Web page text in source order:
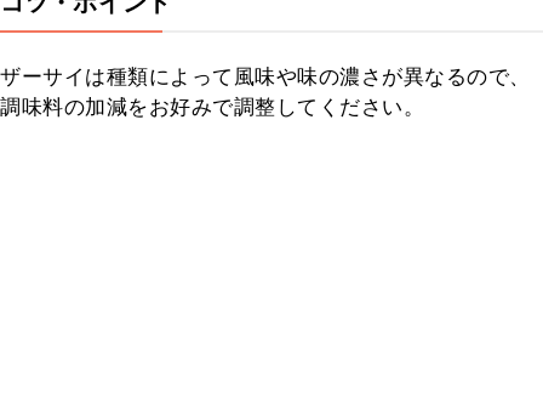
ザーサイは種類によって風味や味の濃さが異なるので、
調味料の加減をお好みで調整してください。